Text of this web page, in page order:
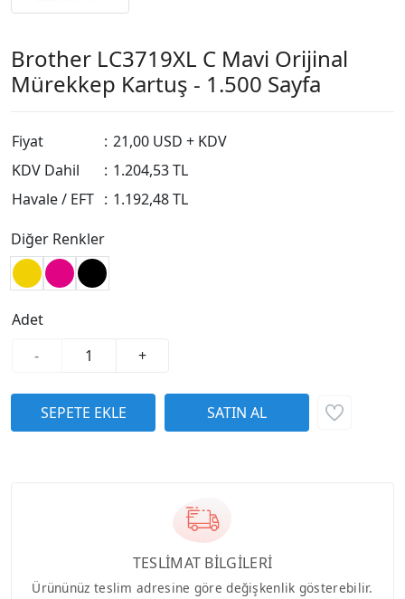
Brother LC3719XL C Mavi Orijinal
Mürekkep Kartuş - 1.500 Sayfa
Fiyat : 21,00 USD + KDV
KDV Dahil
: 1.204,53 TL
Havale / EFT : 1.192,48 TL
Diğer Renkler
Adet
-
+
TESLİMAT BİLGİLERİ
Ürününüz teslim adresine göre değişkenlik gösterebilir.